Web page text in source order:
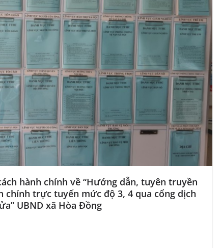
hành chính về “Hướng dẫn, tuyên truyền
trực tuyến mức độ 3, 4 qua cổng dịch
UBND xã Hòa Đồng